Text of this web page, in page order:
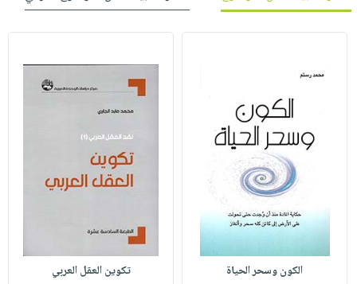
الكون وسحر الحياة
تكوين العقل العربي